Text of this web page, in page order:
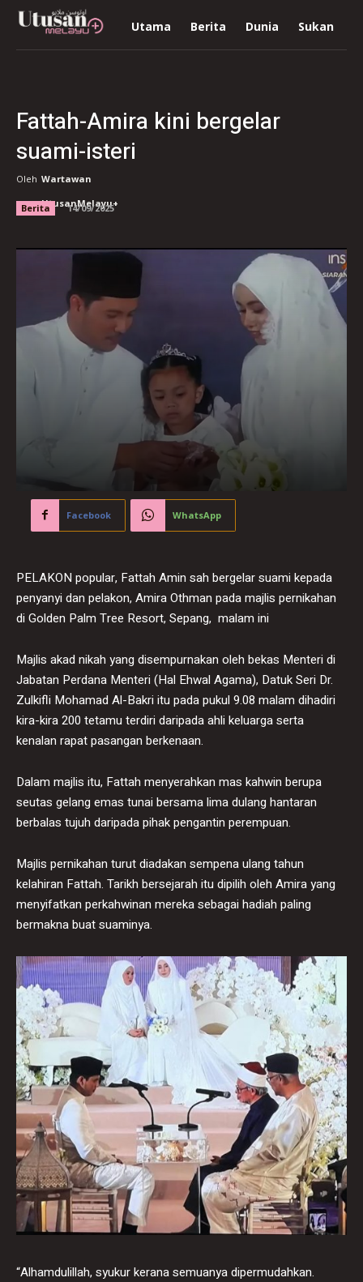
Utama Berita Dunia Sukan
Fattah-Amira kini bergelar
suami-isteri
Oleh Wartawan
UtusanMelayu+
Berita 14/09/2025
Facebook WhatsApp
PELAKON popular, Fattah Amin sah bergelar suami kepada
penyanyi dan pelakon, Amira Othman pada majlis pernikahan
di Golden Palm Tree Resort, Sepang, malam ini
Majlis akad nikah yang disempurnakan oleh bekas Menteri di
Jabatan Perdana Menteri (Hal Ehwal Agama), Datuk Seri Dr.
Zulkifli Mohamad Al-Bakri itu pada pukul 9.08 malam dihadiri
kira-kira 200 tetamu terdiri daripada ahli keluarga serta
kenalan rapat pasangan berkenaan.
Dalam majlis itu, Fattah menyerahkan mas kahwin berupa
seutas gelang emas tunai bersama lima dulang hantaran
berbalas tujuh daripada pihak pengantin perempuan.
Majlis pernikahan turut diadakan sempena ulang tahun
kelahiran Fattah. Tarikh bersejarah itu dipilih oleh Amira yang
menyifatkan perkahwinan mereka sebagai hadiah paling
bermakna buat suaminya.
“Alhamdulillah, syukur kerana semuanya dipermudahkan.